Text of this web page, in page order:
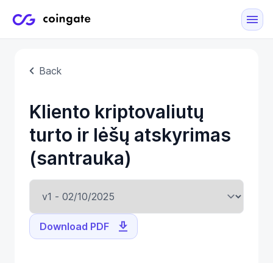
Back
Kliento kriptovaliutų
turto ir lėšų atskyrimas
(santrauka)
Download PDF